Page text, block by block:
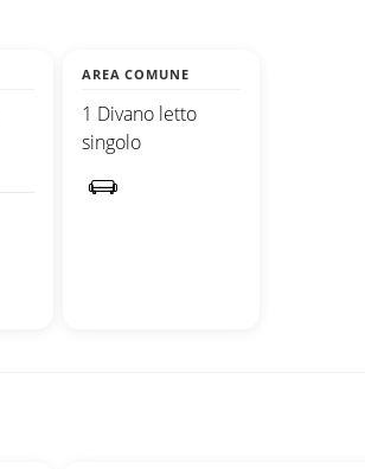
AREA COMUNE
1 Divano letto
singolo